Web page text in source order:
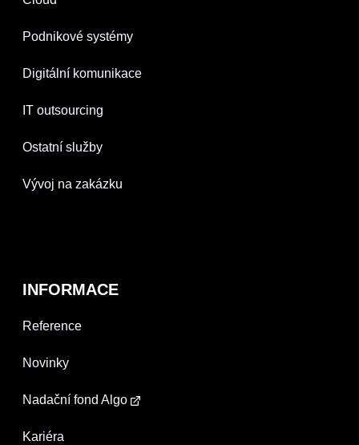
Podnikové systémy
Digitální komunikace
IT outsourcing
Ostatní služby
Vývoj na zakázku
INFORMACE
Reference
Novinky
Nadační fond Algo
Kariéra